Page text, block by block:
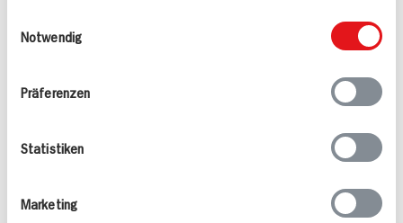
bereitgestellt haben oder die sie im Rahmen
Notwendig
Präferenzen
Statistiken
Marketing
Folgen Sie uns auf TikTok